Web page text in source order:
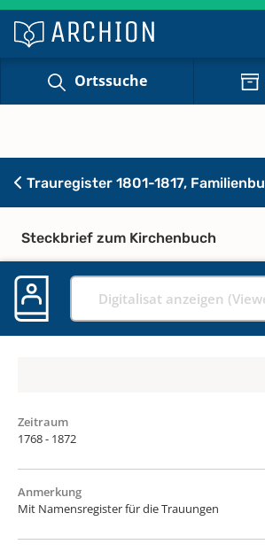
Ortssuche
Trauregister 1801-1817,
Steckbrief zum Kirchenbuch
Digitalisat anzeigen
Zeitraum
1768 - 1872
Anmerkung
Mit Namensregister für die Trauungen